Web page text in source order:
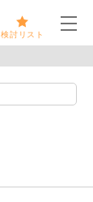
検討リスト
メ